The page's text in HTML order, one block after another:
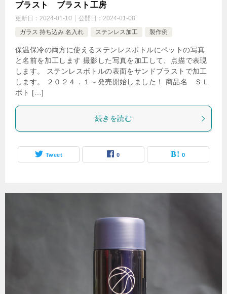
ブラスト ブラスト工房
更新日： 2024-01-10 公開日： 2024-01-08
ガラス 持ち込み 名入れ
ステンレス加工 製作例
保温保冷の両方に使えるステンレスボトルにペットの写真
と名前を加工します 撮影した写真を加工して、点描で表現
します。 ステンレスボトルの表面をサンドブラストで加工
します。 ２０２４．１～発売開始しました！ 商品名 ＳＬ
ボト […]
続きを読む
Tweet 0 0